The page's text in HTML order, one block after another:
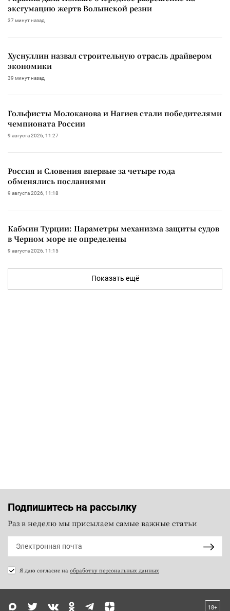
эксгумацию жертв Волынской резни
37 минут назад
Хуснуллин назвал строительную отрасль драйвером
экономики
39 минут назад
Гольфисты Молоканова и Нагиев стали победителями
чемпионата России
9 августа 2026, 11:27
Россия и Словения впервые за четыре года
обменялись посланиями
9 августа 2026, 11:18
Кабмин Турции: Параметры механизма защиты судов
в Черном море не определены
9 августа 2026, 11:15
Показать ещё
Подпишитесь на рассылку
Раз в неделю мы присылаем самые важные статьи
Я даю согласие на обработку персональных данных
18+